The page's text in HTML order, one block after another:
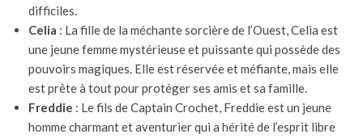
difficiles.
Celia : La fille de la méchante sorcière de l’Ouest, Celia est
une jeune femme mystérieuse et puissante qui possède des
pouvoirs magiques. Elle est réservée et méfiante, mais elle
est prête à tout pour protéger ses amis et sa famille.
Freddie : Le fils de Captain Crochet, Freddie est un jeune
homme charmant et aventurier qui a hérité de l’esprit libre